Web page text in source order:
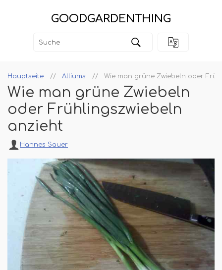
GOODGARDENTHING
Hauptseite Alliums Wie man grüne Zwiebeln oder
Wie man grüne Zwiebeln
oder Frühlingszwiebeln
anzieht
Hannes Sauer